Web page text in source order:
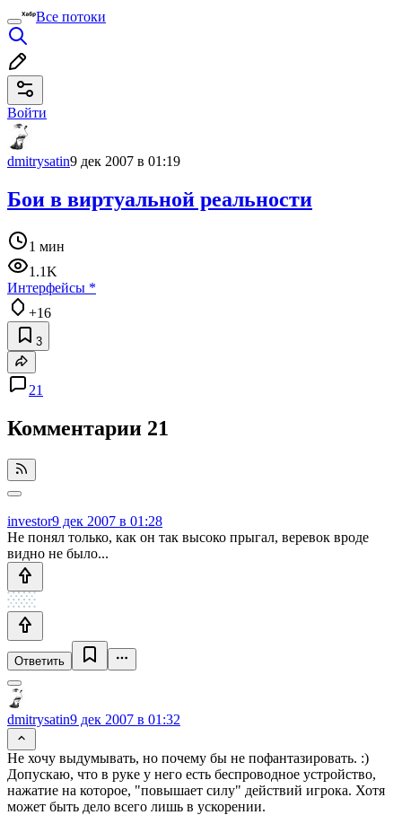
Все потоки
Войти
dmitrysatin9 дек 2007 в 01:19
Бои в виртуальной реальности
1 мин
1.1K
Интерфейсы *
+16
3
21
Комментарии 21
investor9 дек 2007 в 01:28
Не понял только, как он так высоко прыгал, веревок вроде
видно не было...
Ответить
dmitrysatin9 дек 2007 в 01:32
Не хочу выдумывать, но почему бы не пофантазировать. :)
Допускаю, что в руке у него есть беспроводное устройство,
нажатие на которое, "повышает силу" действий игрока. Хотя
может быть дело всего лишь в ускорении.